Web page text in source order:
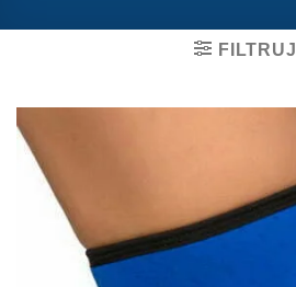
FILTRUJ